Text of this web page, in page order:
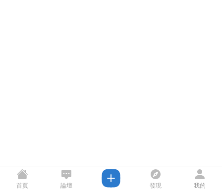
首頁 論壇 發現 我的